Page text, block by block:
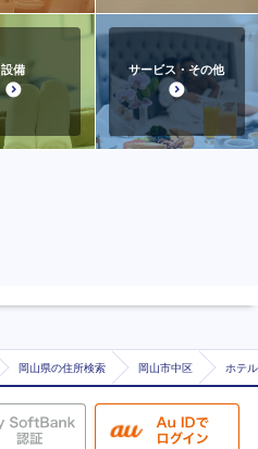
設備 サービス・その他
岡山県の住所検索 岡山市中区 ホテ